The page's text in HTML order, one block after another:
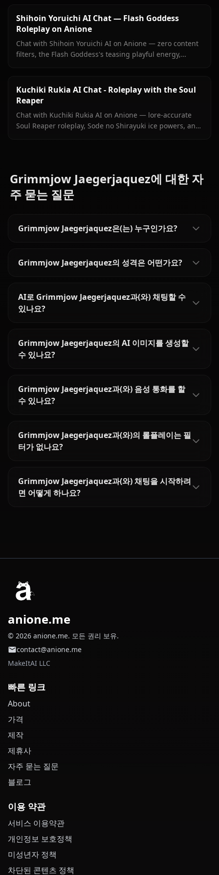
Shihoin Yoruichi AI Chat — Flash Goddess
Roleplay on Anione
Chat with Shihoin Yoruichi AI on Anione — zero content
filters, the Flash Goddess's teasing playful energy,
Kuchiki Rukia AI Chat - Roleplay with the Soul
Reaper
Chat with Kuchiki Rukia AI on Anione — lore-accurate
Soul Reaper roleplay, Sode no Shirayuki ice powers, and
Grimmjow Jaegerjaquez에 대한 자
주 묻는 질문
Grimmjow Jaegerjaquez은(는) 누구인가요?
Grimmjow Jaegerjaquez의 성격은 어떤가요?
AI로 Grimmjow Jaegerjaquez과(와) 채팅할 수
있나요?
Grimmjow Jaegerjaquez의 AI 이미지를 생성할
수 있나요?
Grimmjow Jaegerjaquez과(와) 음성 통화를 할
수 있나요?
Grimmjow Jaegerjaquez과(와)의 롤플레이는 필
터가 없나요?
Grimmjow Jaegerjaquez과(와) 채팅을 시작하려
면 어떻게 하나요?
anione.me
© 2026 anione.me. 모든 권리 보유.
contact@anione.me
MakeItAI LLC
빠른 링크
About
가격
제작
제휴사
자주 묻는 질문
블로그
이용 약관
서비스 이용약관
개인정보 보호정책
미성년자 정책
차단된 콘텐츠 정책